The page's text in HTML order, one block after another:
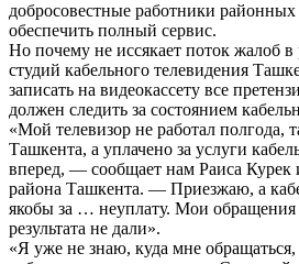
добросовестные работники
обеспечить полный сервис.
Но почему не иссякает поток жалоб
студий кабельного телевидения
записать на видеокассету все
должен следить за состоянием
«Мой телевизор не работал полгода,
Ташкента, а уплачено за услуги
вперед, — сообщает нам Раиса Курек
района Ташкента. — Приезжаю, а
якобы за … неуплату. Мои обращения
результата не дали».
«Я уже не знаю, куда мне